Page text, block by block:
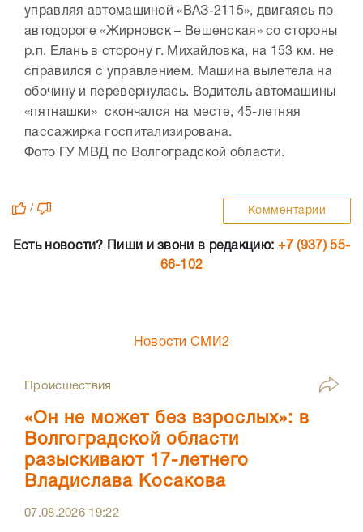
управляя автомашиной «ВАЗ-2115», двигаясь по
автодороге «Жирновск – Вешенская» со стороны
р.п. Елань в сторону г. Михайловка, на 153 км. не
справился с управлением. Машина вылетела на
обочину и перевернулась. Водитель автомашины
«пятнашки» скончался на месте, 45-летняя
пассажирка госпитализирована.
Фото ГУ МВД по Волгоградской области.
/ Комментарии
Есть новости? Пиши и звони в редакцию: +7 (937) 55-
66-102
Новости СМИ2
Происшествия
«Он не может без взрослых»: в
Волгоградской области
разыскивают 17-летнего
Владислава Косакова
07.08.2026 19:22